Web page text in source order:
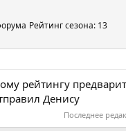
Рейтинг сезона: 13
рейтингу
Денису
Последнее